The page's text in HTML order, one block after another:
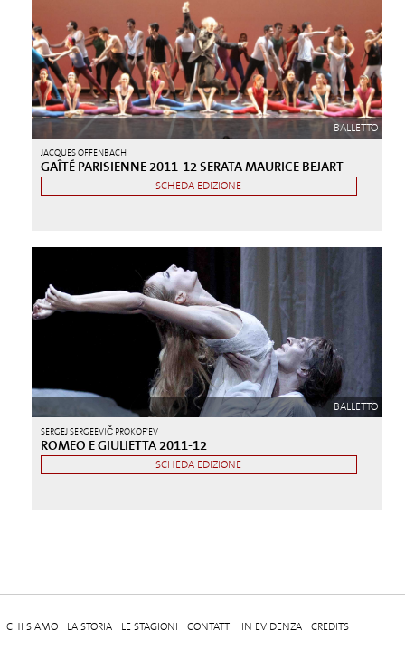
BALLETTO
JACQUES OFFENBACH
GAÎTÉ PARISIENNE 2011-12 SERATA MAURICE BEJART
SCHEDA EDIZIONE
BALLETTO
SERGEJ SERGEEVIČ PROKOF'EV
ROMEO E GIULIETTA 2011-12
SCHEDA EDIZIONE
CHI SIAMO LA STORIA LE STAGIONI CONTATTI IN EVIDENZA CREDITS